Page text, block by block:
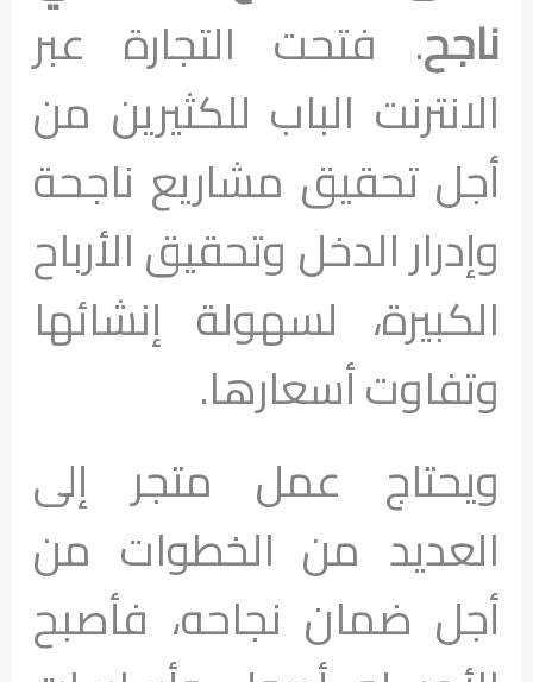
ناجح. فتحت التجارة عبر
الانترنت الباب للكثيرين من
أجل تحقيق مشاريع ناجحة
وإدرار الدخل وتحقيق الأرباح
الكبيرة، لسهولة إنشائها
وتفاوت أسعارها.
ويحتاج عمل متجر إلى
العديد من الخطوات من
أجل ضمان نجاحه، فأصبح